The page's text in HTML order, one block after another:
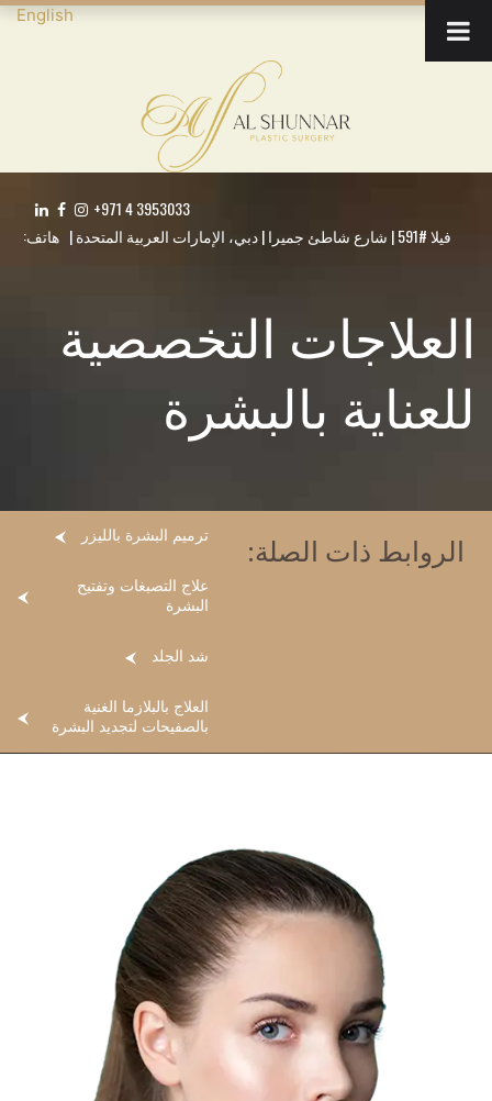
English
+971 4 3953033
فيلا #591 | شارع شاطئ جميرا | دبي، الإمارات العربية المتحدة | هاتف:
العلاجات التخصصية
للعناية بالبشرة
الروابط ذات الصلة: ترميم البشرة بالليزر
علاج التصبغات وتفتيح
البشرة
شد الجلد
العلاج بالبلازما الغنية
بالصفيحات لتجديد البشرة